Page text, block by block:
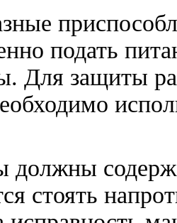
подать
Для защиты
должны
стоять